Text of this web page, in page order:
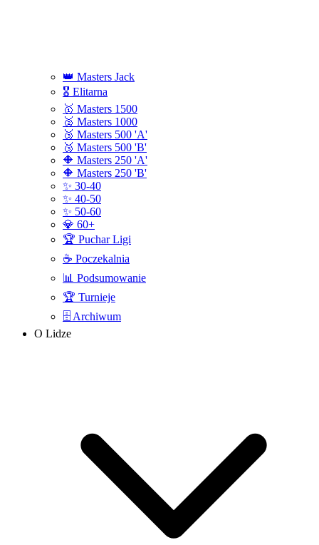
👑 Masters Jack
🎖️ Elitarna
🥇 Masters 1500
🥈 Masters 1000
🥉 Masters 500 'A'
🥉 Masters 500 'B'
🔶 Masters 250 'A'
🔶 Masters 250 'B'
✨ 30-40
✨ 40-50
✨ 50-60
💎 60+
🏆 Puchar Ligi
☕ Poczekalnia
📊 Podsumowanie
🏆 Turnieje
🗄️ Archiwum
O Lidze